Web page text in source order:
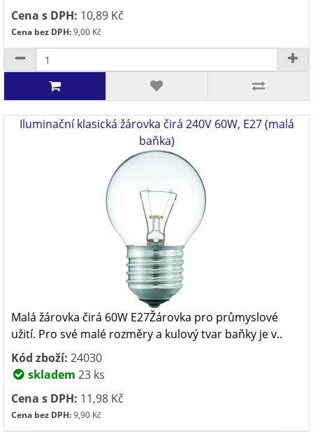
Cena s DPH: 10,89 Kč
Cena bez DPH:9,00 Kč
Iluminační klasická žárovka čirá 240V 60W, E27 (malá
baňka)
Malá žárovka čirá 60W E27Žárovka pro průmyslové
užití. Pro své malé rozměry a kulový tvar baňky je v..
Kód zboží: 24030
skladem 23 ks
Cena s DPH: 11,98 Kč
Cena bez DPH:9,90 Kč